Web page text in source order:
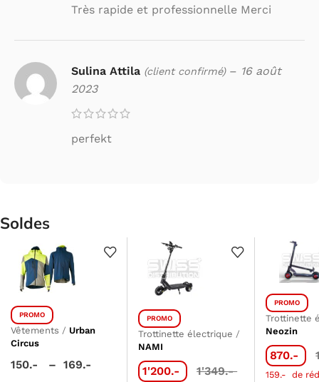
Très rapide et professionnelle Merci
Sulina Attila (client confirmé) – 16 août
2023
perfekt
Soldes
PROMO
Vêtements / Urban
Circus
150.- – 169.-
PROMO
Trottinette électrique /
NAMI
1'200.- 1'349.-
PROMO
Trottinette
Neozin
870.-
159.- de